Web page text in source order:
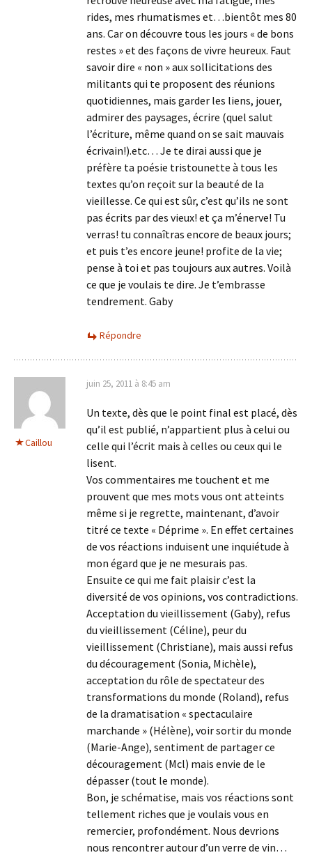
rides, mes rhumatismes et…bientôt mes 80
ans. Car on découvre tous les jours « de bons
restes » et des façons de vivre heureux. Faut
savoir dire « non » aux sollicitations des
militants qui te proposent des réunions
quotidiennes, mais garder les liens, jouer,
admirer des paysages, écrire (quel salut
l’écriture, même quand on se sait mauvais
écrivain!).etc… Je te dirai aussi que je
préfère ta poésie tristounette à tous les
textes qu’on reçoit sur la beauté de la
vieillesse. Ce qui est sûr, c’est qu’ils ne sont
pas écrits par des vieux! et ça m’énerve! Tu
verras! tu connaîtras encore de beaux jours;
et puis t’es encore jeune! profite de la vie;
pense à toi et pas toujours aux autres. Voilà
ce que je voulais te dire. Je t’embrasse
tendrement. Gaby
Répondre
Caillou
juin 25, 2011 à 8:45 am
Un texte, dès que le point final est placé, dès
qu’il est publié, n’appartient plus à celui ou
celle qui l’écrit mais à celles ou ceux qui le
lisent.
Vos commentaires me touchent et me
prouvent que mes mots vous ont atteints
même si je regrette, maintenant, d’avoir
titré ce texte « Déprime ». En effet certaines
de vos réactions induisent une inquiétude à
mon égard que je ne mesurais pas.
Ensuite ce qui me fait plaisir c’est la
diversité de vos opinions, vos contradictions.
Acceptation du vieillissement (Gaby), refus
du vieillissement (Céline), peur du
vieillissement (Christiane), mais aussi refus
du découragement (Sonia, Michèle),
acceptation du rôle de spectateur des
transformations du monde (Roland), refus
de la dramatisation « spectaculaire
marchande » (Hélène), voir sortir du monde
(Marie-Ange), sentiment de partager ce
découragement (Mcl) mais envie de le
dépasser (tout le monde).
Bon, je schématise, mais vos réactions sont
tellement riches que je voulais vous en
remercier, profondément. Nous devrions
nous rencontrer autour d’un verre de vin…